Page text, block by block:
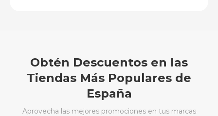
Obtén Descuentos en las
Tiendas Más Populares de
España
Aprovecha las mejores promociones en tus marcas